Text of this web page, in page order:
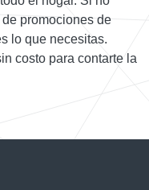
promociones de
lo que necesitas.
costo para contarte la